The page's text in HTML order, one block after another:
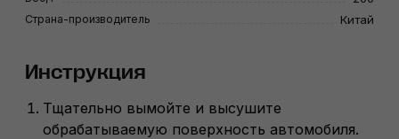
Страна-производитель Китай
Инструкция
Тщательно вымойте и высушите
обрабатываемую поверхность автомобиля.